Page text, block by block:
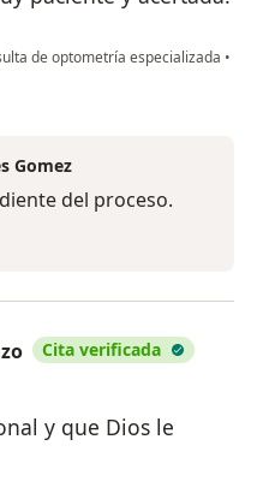
de optometría especializada •
Gomez
del proceso.
Cita verificada
y que Dios le